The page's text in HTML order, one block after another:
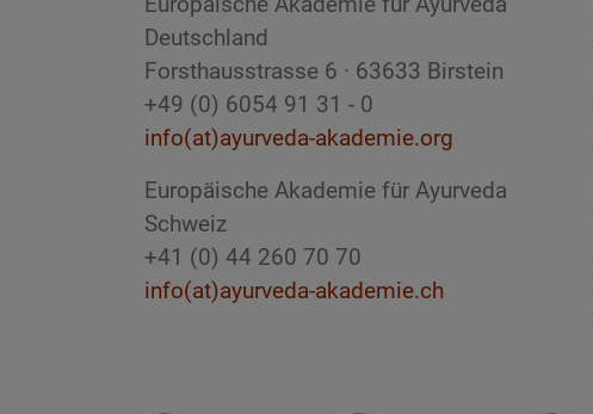
Deutschland
Forsthausstrasse 6 · 63633 Birstein
+49 (0) 6054 91 31 - 0
info(at)ayurveda-akademie.org
Europäische Akademie für Ayurveda
Schweiz
+41 (0) 44 260 70 70
info(at)ayurveda-akademie.ch